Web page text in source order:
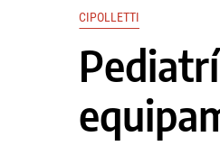
CIPOLLETTI